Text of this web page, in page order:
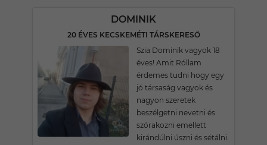
DOMINIK
20 ÉVES KECSKEMÉTI TÁRSKERESŐ
Szia Dominik vagyok 18
éves! Amit Róllam
érdemes tudni hogy egy
jó társaság vagyok és
nagyon szeretek
beszélgetni nevetni és
szórakozni emellett
kirándúlni úszni és sétálni.